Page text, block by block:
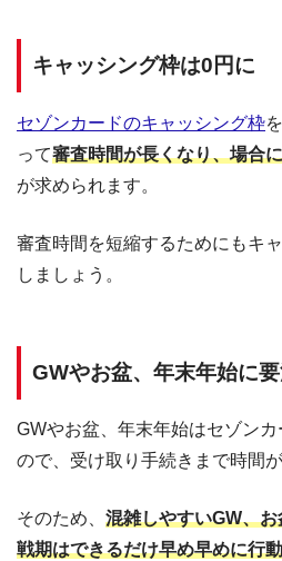
キャッシング枠は0円に
セゾンカードのキャッシング枠
って審査時間が長くなり、場合
が求められます。
審査時間を短縮するためにもキ
しましょう。
GWやお盆、年末年始に
GWやお盆、年末年始はセゾン
ので、受け取り手続きまで時間
そのため、 混雑しやすいGW、
戦期はできるだけ早め早めに行